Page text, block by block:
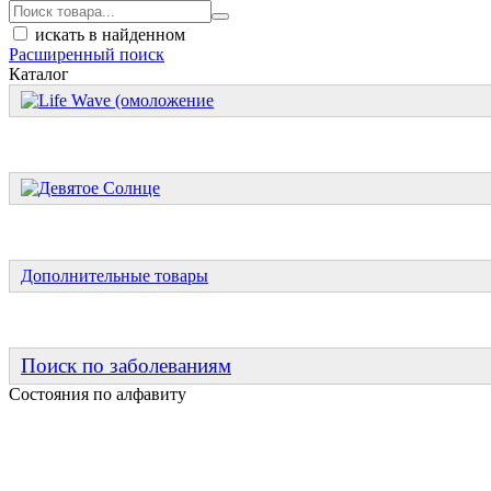
искать в найденном
Расширенный поиск
Каталог
Дополнительные товары
Поиск по заболеваниям
Состояния по алфавиту